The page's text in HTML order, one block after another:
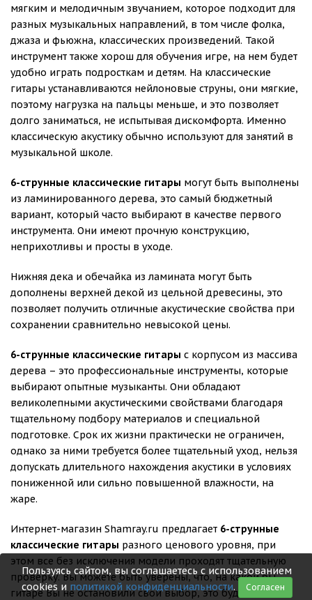
мягким и мелодичным звучанием, которое подходит для
разных музыкальных направлений, в том числе фолка,
джаза и фьюжна, классических произведений. Такой
инструмент также хорош для обучения игре, на нем будет
удобно играть подросткам и детям. На классические
гитары устанавливаются нейлоновые струны, они мягкие,
поэтому нагрузка на пальцы меньше, и это позволяет
долго заниматься, не испытывая дискомфорта. Именно
классическую акустику обычно используют для занятий в
музыкальной школе.
6-струнные классические гитары могут быть выполнены
из ламинированного дерева, это самый бюджетный
вариант, который часто выбирают в качестве первого
инструмента. Они имеют прочную конструкцию,
неприхотливы и просты в уходе.
Нижняя дека и обечайка из ламината могут быть
дополнены верхней декой из цельной древесины, это
позволяет получить отличные акустические свойства при
сохранении сравнительно невысокой цены.
6-струнные классические гитары с корпусом из массива
дерева – это профессиональные инструменты, которые
выбирают опытные музыканты. Они обладают
великолепными акустическими свойствами благодаря
тщательному подбору материалов и специальной
подготовке. Срок их жизни практически не ограничен,
однако за ними требуется более тщательный уход, нельзя
допускать длительного нахождения акустики в условиях
пониженной или сильно повышенной влажности, на
жаре.
Интернет-магазин Shamray.ru предлагает 6-струнные
классические гитары разного ценового уровня, при
этом все без исключения модели проходят тщательную
проверку. Вы можете быть уверены, что, на какой бы
гитаре Вы не остановили свой выбор, это будет
Пользуясь сайтом, вы соглашаетесь с использованием
cookies и политикой конфиденциальности. Согласен